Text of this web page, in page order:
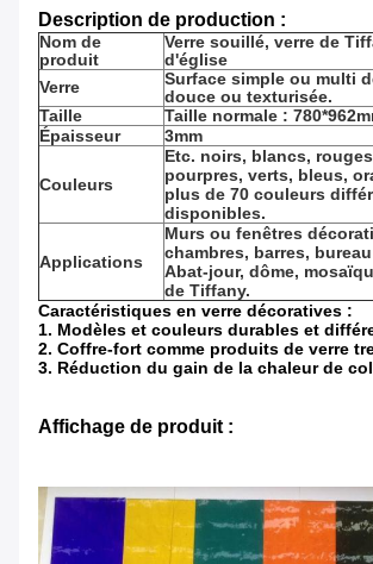
Description de production :
Nom de
produit
Verre souillé, verre de
d'église
Verre
Surface simple ou multi
douce ou texturisée.
Taille
Taille normale :
Épaisseur 3mm
Couleurs
Etc. noirs, blancs,
pourpres, verts, bleus,
plus de 70 couleurs
disponibles.
Applications
Murs ou fenêtres
chambres, barres,
Abat-jour, dôme,
de Tiffany.
Caractéristiques en verre décoratives :
1. Modèles et couleurs durables et
2. Coffre-fort comme produits de verre
3. Réduction du gain de la chaleur de
Affichage de produit :